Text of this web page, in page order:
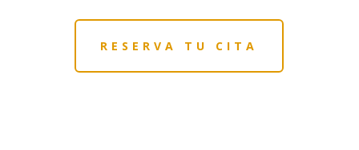
RESERVA TU CITA